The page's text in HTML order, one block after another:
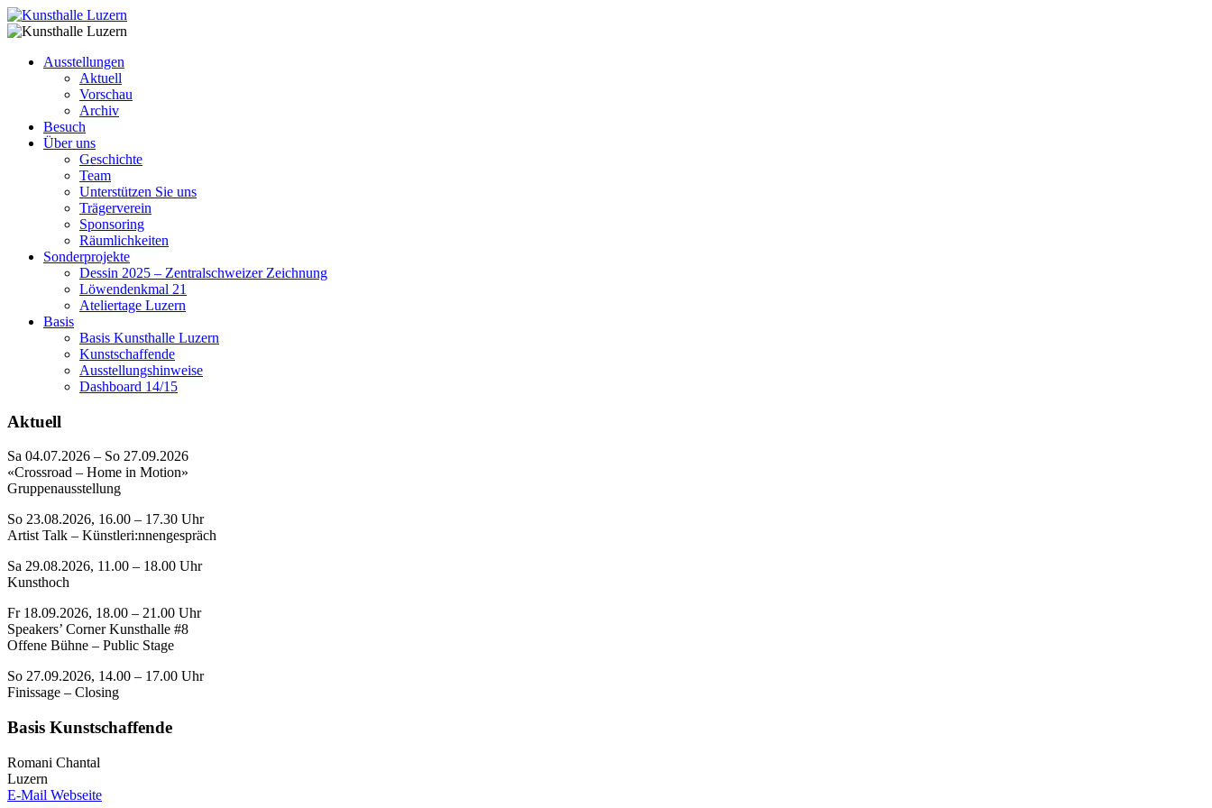
Ausstellungen
Aktuell
Vorschau
Archiv
Besuch
Über uns
Geschichte
Team
Unterstützen Sie uns
Trägerverein
Sponsoring
Räumlichkeiten
Sonderprojekte
Dessin 2025 – Zentralschweizer Zeichnung
Löwendenkmal 21
Ateliertage Luzern
Basis
Basis Kunsthalle Luzern
Kunstschaffende
Ausstellungshinweise
Dashboard 14/15
Aktuell
Sa 04.07.2026 – So 27.09.2026
«Crossroad – Home in Motion»
Gruppenausstellung
So 23.08.2026, 16.00 – 17.30 Uhr
Artist Talk – Künstleri:nnengespräch
Sa 29.08.2026, 11.00 – 18.00 Uhr
Kunsthoch
Fr 18.09.2026, 18.00 – 21.00 Uhr
Speakers’ Corner Kunsthalle #8
Offene Bühne – Public Stage
So 27.09.2026, 14.00 – 17.00 Uhr
Finissage – Closing
Basis Kunstschaffende
Romani Chantal
Luzern
E-Mail Webseite